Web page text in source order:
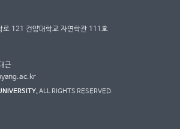
121 건양대학교 자연학관 111호
근
ALL RIGHTS RESERVED.